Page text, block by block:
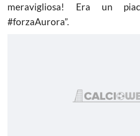
meravigliosa! Era un
#forzaAurora”.